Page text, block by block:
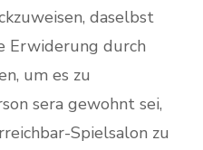
daselbst
Erwiderung durch
um es zu
sera gewohnt sei,
Spielsalon zu